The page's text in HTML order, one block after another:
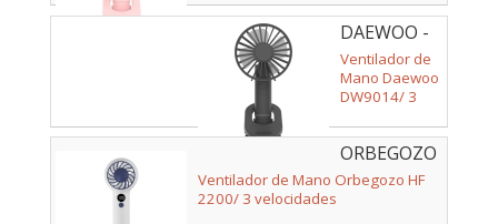
DAEWOO -
DW9014
Ventilador de
Mano Daewoo
DW9014/ 3
ORBEGOZO
- 18149
Ventilador de Mano Orbegozo HF
2200/ 3 velocidades